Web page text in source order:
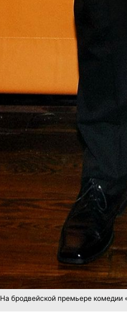
На бродвейской премьере комедии